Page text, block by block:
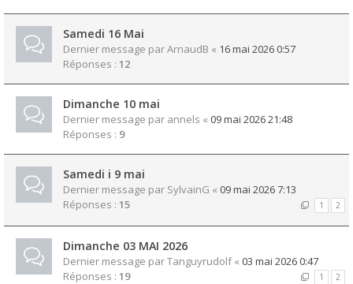
Samedi 16 Mai
Dernier message parArnaudB « 16 mai 2026 0:57
Réponses : 12
Dimanche 10 mai
Dernier message par annels « 09 mai 2026 21:48
Réponses : 9
Samedi i 9 mai
Dernier message par SylvainG « 09 mai 2026 7:13
Réponses : 15 1 2
Dimanche 03 MAI 2026
Dernier message parTanguyrudolf« 03 mai 2026 0:47
Réponses : 19 1 2